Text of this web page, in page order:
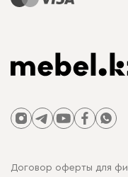
Договор оферты для